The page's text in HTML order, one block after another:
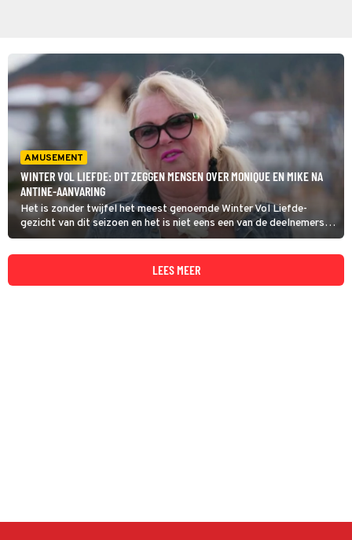
AMUSEMENT
WINTER VOL LIEFDE: DIT ZEGGEN MENSEN OVER MONIQUE EN MIKE NA
ANTINE-AANVARING
Het is zonder twijfel het meest genoemde Winter Vol Liefde-
gezicht van dit seizoen en het is niet eens een van de deelnemers:
moeder Monique. Als een leeuwin waakt ze over haar zoon Mike en
daar hebben veel mensen op social media een duidelijke mening
over. En die is niet altijd even positief...
LEES MEER